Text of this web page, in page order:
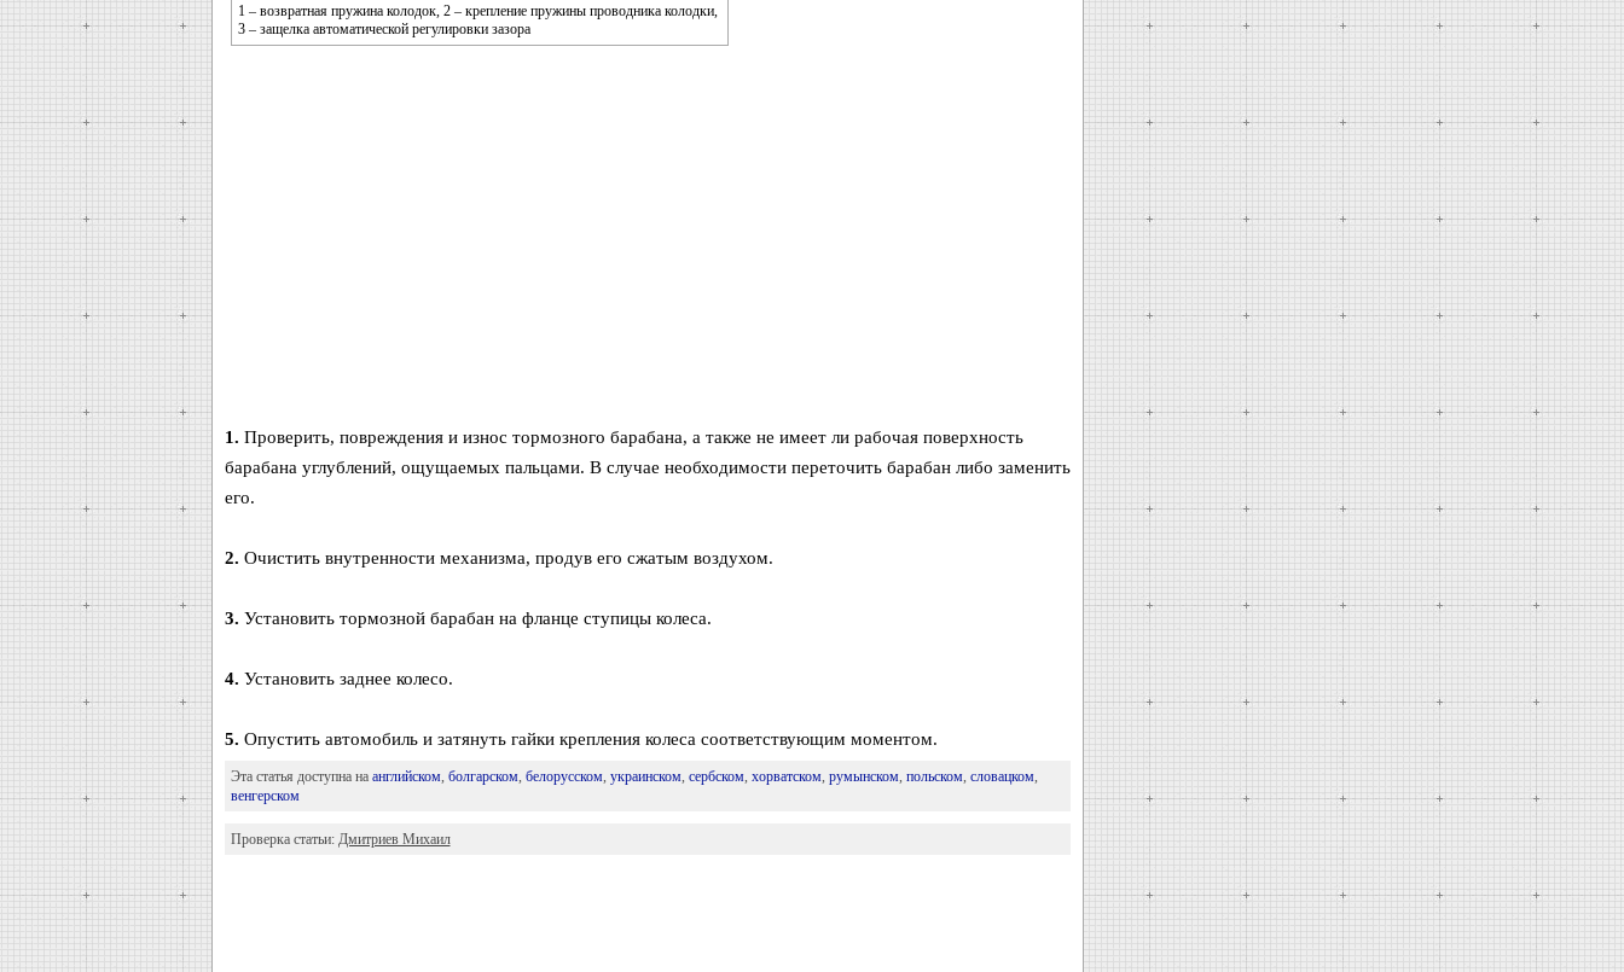
1 – возвратная пружина колодок, 2 – крепление пружины проводника колодки,
3 – защелка автоматической регулировки зазора
1. Проверить, повреждения и износ тормозного барабана, а также не имеет ли рабочая поверхность
барабана углублений, ощущаемых пальцами. В случае необходимости переточить барабан либо заменить
его.
2. Очистить внутренности механизма, продув его сжатым воздухом.
3. Установить тормозной барабан на фланце ступицы колеса.
4. Установить заднее колесо.
5. Опустить автомобиль и затянуть гайки крепления колеса соответствующим моментом.
Эта статья доступна на английском, болгарском, белорусском, украинском, сербском, хорватском, румынском, польском, словацком,
венгерском
Проверка статьи: Дмитриев Михаил